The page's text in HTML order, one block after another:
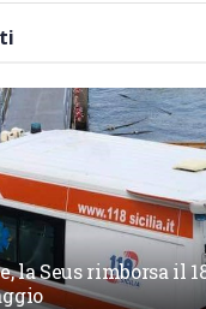
la Seus rimborsa il